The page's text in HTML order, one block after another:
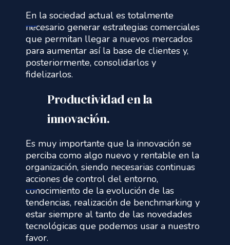
En la sociedad actual es totalmente
necesario generar estrategias comerciales
que permitan llegar a nuevos mercados
para aumentar así la base de clientes y,
posteriormente, consolidarlos y
fidelizarlos.
Productividad en la
innovación.
Es muy importante que la innovación se
perciba como algo nuevo y rentable en la
organización, siendo necesarias continuas
acciones de control del entorno,
conocimiento de la evolución de las
tendencias, realización de benchmarking y
estar siempre al tanto de las novedades
tecnológicas que podemos usar a nuestro
favor.